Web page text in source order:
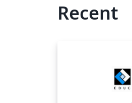
Recent